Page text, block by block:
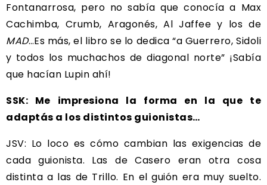
Fontanarrosa, pero no sabía que conocía a Max
Cachimba, Crumb, Aragonés, Al Jaffee y los de
MAD…Es más, el libro se lo dedica “a Guerrero, Sidoli
y todos los muchachos de diagonal norte” ¡Sabía
que hacían Lupin ahí!
SSK: Me impresiona la forma en la que te
adaptás a los distintos guionistas…
JSV: Lo loco es cómo cambian las exigencias de
cada guionista. Las de Casero eran otra cosa
distinta a las de Trillo. En el guión era muy suelto.